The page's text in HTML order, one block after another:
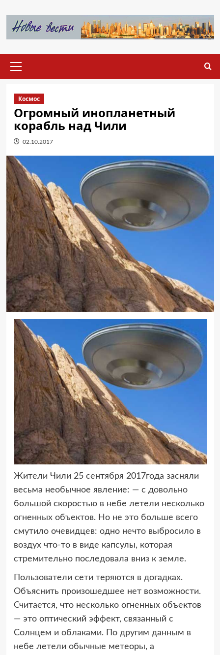
содержимому
меню
Космос
Огромный инопланетный
корабль над Чили
02.10.2017
Жители Чили 25 сентября 2017года засняли
весьма необычное явление: — с довольно
большой скоростью в небе летели несколько
огненных объектов. Но не это больше всего
смутило очевидцев: одно нечто выбросило в
воздух что-то в виде капсулы, которая
стремительно последовала вниз к земле.
Пользователи сети теряются в догадках.
Объяснить произошедшее нет возможности.
Считается, что несколько огненных объектов
— это оптический эффект, связанный с
Солнцем и облаками. По другим данным в
небе летели обычные метеоры, а